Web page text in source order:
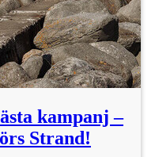
kampanj –
Strand!